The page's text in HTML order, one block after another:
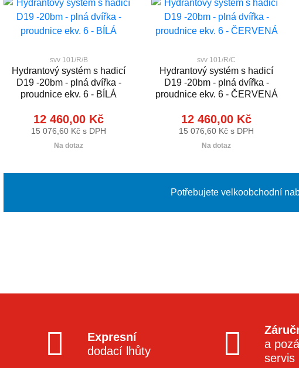
svv 101/R/B
Hydrantový systém s hadicí
D19 -20bm - plná dvířka -
proudnice ekv. 6 - BÍLÁ
12 460,00 Kč
15 076,60 Kč s DPH
Na dotaz
svv 101/R/C
Hydrantový systém s hadicí
D19 -20bm - plná dvířka -
proudnice ekv. 6 - ČERVENÁ
12 460,00 Kč
15 076,60 Kč s DPH
Na dotaz
Potřebujete velkoobchodní
Expresní
dodací lhůty
a
servis